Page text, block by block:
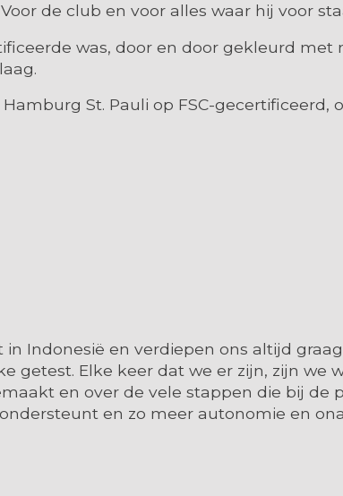
de club en voor alles waar hij voor
was, door en door gekleurd
St. Pauli op FSC-
Indonesië en verdiepen ons altijd
getest. Elke keer dat we er zijn, zijn we
en over de vele stappen die bij de
en zo meer autonomie en